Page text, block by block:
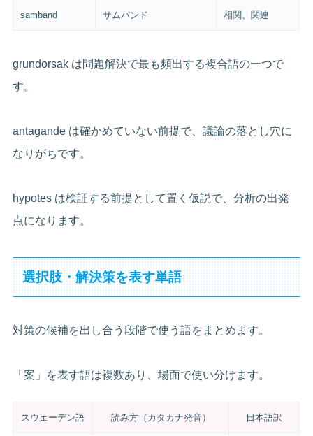
samband サムバンド 相関、関連
grundorsak は問題解決で最も頻出する複合語の一つで
す。
antagande は確かめていない前提で、議論の落とし穴に
なりがちです。
hypotes は検証する前提として置く仮説で、分析の出発
点になります。
選択肢・解決策を表す単語
対策の候補を出し合う段階で使う語をまとめます。
「案」を表す語は複数あり、場面で使い分けます。
スウェーデン語 読み方（カタカナ発音） 日本語訳